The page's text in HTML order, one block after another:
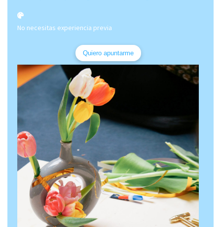
No necesitas experiencia previa
Quiero apuntarme